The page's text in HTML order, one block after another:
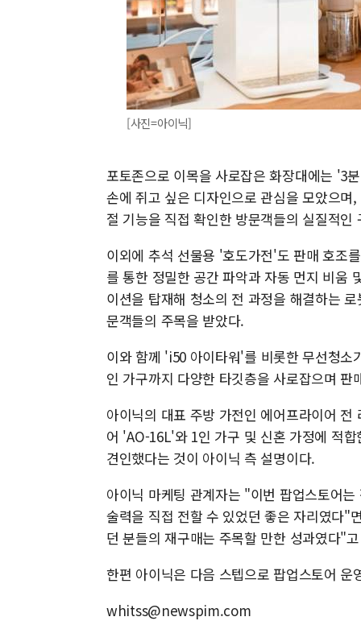
[사진=아이닉]
포토존으로 이목을 사로잡은 화장대에는 '3
손에 쥐고 싶은 디자인으로 관심을 모았으
절 기능을 직접 확인한 방문객들의 실질적
이외에 추석 선물용 '호도가전'도 판매 호조
를 통한 정밀한 공간 파악과 자동 먼지 비움
이션을 탑재해 청소의 전 과정을 해결하는
문객들의 주목을 받았다.
이와 함께 'i50 아이타워'를 비롯한 무선청소
인 가구까지 다양한 타깃층을 사로잡으며 판
아이닉의 대표 주방 가전인 에어프라이어
어 'AO-16L'와 1인 가구 및 신혼 가정에 적
견인했다는 것이 아이닉 측 설명이다.
아이닉 마케팅 관계자는 "이번 팝업스토어
술력을 직접 전할 수 있었던 좋은 자리였다"
던 분들의 재구매는 주목할 만한 성과였다"
한편 아이닉은 다음 스텝으로 팝업스토어
whitss@newspim.com